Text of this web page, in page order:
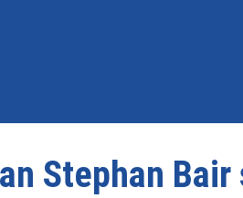
Stephan